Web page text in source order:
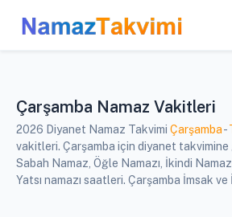
Çarşamba Namaz Vakitleri
2026 Diyanet Namaz Takvimi Çarşamba-
vakitleri. Çarşamba için diyanet
Sabah Namaz, Öğle Namazı, İkindi
Yatsı namazı saatleri. Çarşamba İmsak